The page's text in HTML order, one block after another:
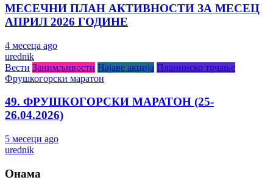
МЕСЕЧНИ ПЛАН АКТИВНОСТИ ЗА МЕСЕЦ
АПРИЛ 2026 ГОДИНЕ
4 месеца ago
urednik
Вести Занимљивости Најаве акција Планинско трчање
Фрушкогорски маратон
49. ФРУШКОГОРСКИ МАРАТОН (25-
26.04.2026)
5 месеци ago
urednik
Онама